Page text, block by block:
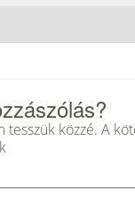
tesszük közzé. A